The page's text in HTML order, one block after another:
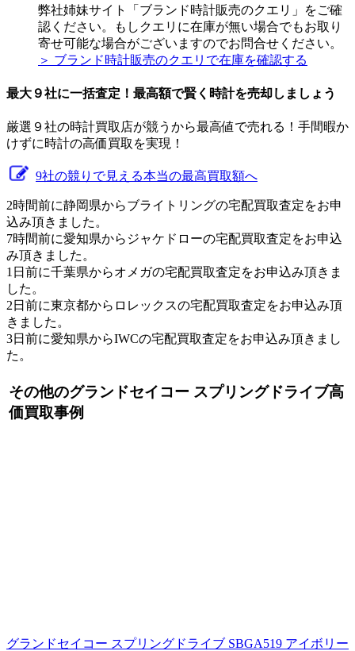
弊社姉妹サイト「ブランド時計販売のクエリ」をご確
認ください。もしクエリに在庫が無い場合でもお取り
寄せ可能な場合がございますのでお問合せください。
＞ ブランド時計販売のクエリで在庫を確認する
最大９社に一括査定！ 最高額で賢く時計を売却しましょう
厳選９社の時計買取店が競うから最高値で売れる！手間暇か
けずに時計の高価買取を実現！
9社の競りで見える本当の最高買取額へ
2時間前に静岡県からブライトリングの宅配買取査定をお申
込み頂きました。
7時間前に愛知県からジャケドローの宅配買取査定をお申込
み頂きました。
1日前に千葉県からオメガの宅配買取査定をお申込み頂きま
した。
2日前に東京都からロレックスの宅配買取査定をお申込み頂
きました。
3日前に愛知県からIWCの宅配買取査定をお申込み頂きまし
た。
その他のグランドセイコー スプリングドライブ高
価買取事例
グランドセイコー スプリングドライブ SBGA519 アイボリー